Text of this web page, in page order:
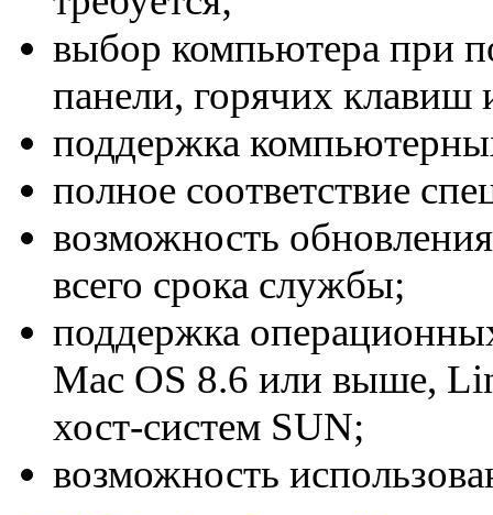
выбор компьютера при
панели, горячих
поддержка
полное соответствие
возможность
всего срока службы;
поддержка
Mac OS 8.6 или выше,
хост-систем SUN;
возможность